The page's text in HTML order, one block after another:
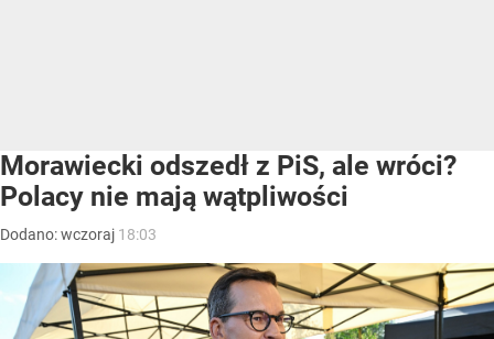
Morawiecki odszedł z PiS, ale wróci?
Polacy nie mają wątpliwości
Dodano:wczoraj 18:03